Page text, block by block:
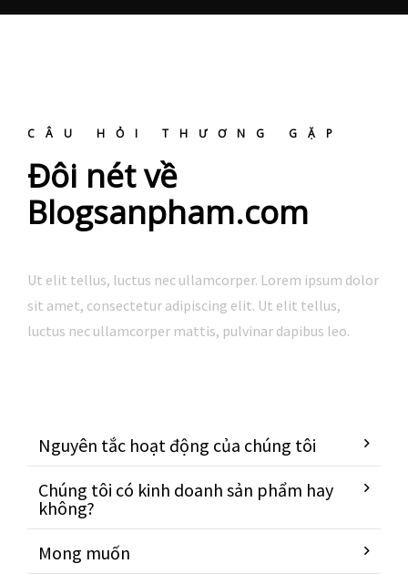
CÂU HỎI THƯƠNG GẶP
Đôi nét về
Blogsanpham.com
Ut elit tellus, luctus nec ullamcorper. Lorem ipsum dolor
sit amet, consectetur adipiscing elit. Ut elit tellus,
luctus nec ullamcorper mattis, pulvinar dapibus leo.
Nguyên tắc hoạt động của chúng tôi
Chúng tôi có kinh doanh sản phẩm hay
không?
Mong muốn